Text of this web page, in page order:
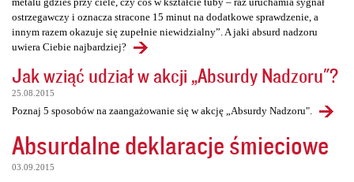
ostrzegawczy i oznacza stracone 15 minut na dodatkowe sprawdzenie, a
innym razem okazuje się zupełnie niewidzialny”. A jaki absurd nadzoru
uwiera Ciebie najbardziej?
Jak wziąć udział w akcji „Absurdy Nadzoru"?
25.08.2015
Poznaj 5 sposobów na zaangażowanie się w akcję „Absurdy Nadzoru".
Absurdalne deklaracje śmieciowe
03.09.2015